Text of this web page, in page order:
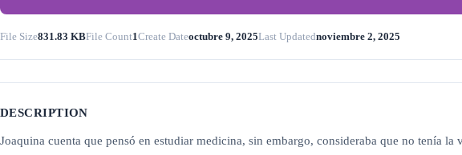
File Size831.83 KBFile Count1Create Dateoctubre 9, 2025Last Updatednoviembre 2, 2025
DESCRIPTION
Joaquina cuenta que pensó en estudiar medicina, sin embargo, consideraba que no tenía